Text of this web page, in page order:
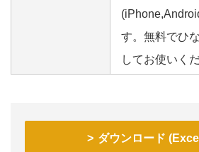
す。無料でひ
してお使いく
ダウンロード